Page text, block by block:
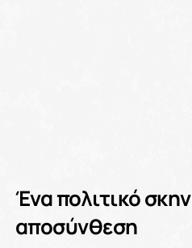
Ένα πολιτικό
αποσύνθεση